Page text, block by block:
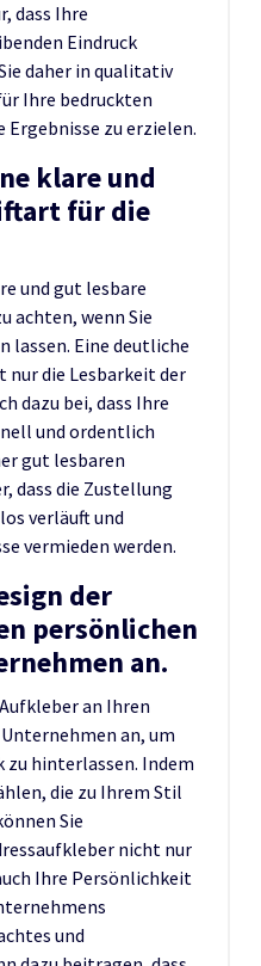
dass Ihre
Eindruck
daher in qualitativ
Ihre bedruckten
Ergebnisse zu erzielen.
klare und
für die
und gut lesbare
achten, wenn Sie
lassen. Eine deutliche
die Lesbarkeit der
dazu bei, dass Ihre
und ordentlich
gut lesbaren
dass die Zustellung
verläuft und
vermieden werden.
der
persönlichen
an.
an Ihren
an, um
zu hinterlassen. Indem
die zu Ihrem Stil
Sie
nicht nur
Ihre Persönlichkeit
und